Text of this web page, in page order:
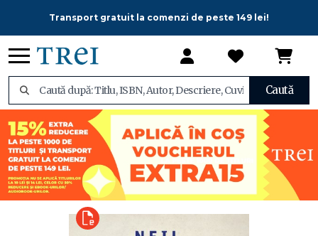
Transport gratuit la comenzi de peste 149 lei!
Caută